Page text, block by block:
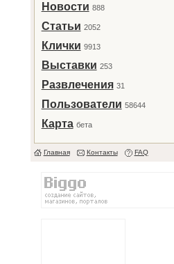
Новости 888
Статьи 2052
Клички 9913
Выставки 253
Развлечения 31
Пользователи 58644
Карта бета
Главная Контакты FAQ